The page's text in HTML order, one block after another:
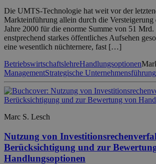
Die UMTS-Technologie hat weit vor der
Markteinführung allein durch die
Jahre 2000 für die enorme Summe von 51
enstprechend starkes öffentliches Aufsehen
eine wesentlich nüchternere, fast […]
BetriebswirtschaftslehreHandlungsoptionen
ManagementStrategische Unternehmensführung
Marc S. Lesch
Nutzung von
Berücksichtigung und zur
Handlungsoptionen